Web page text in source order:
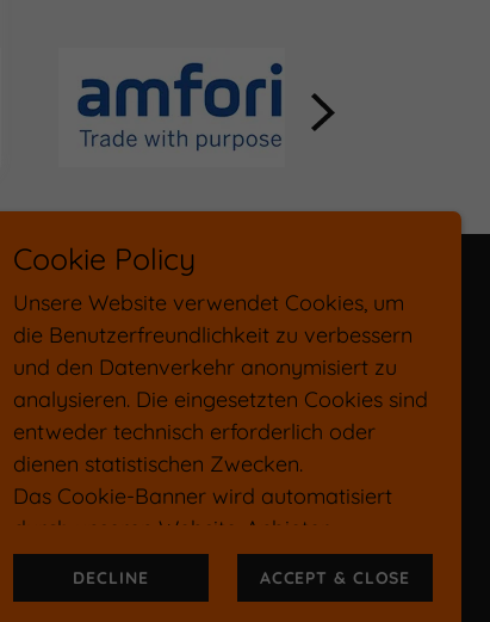
vorbehalten.
CONTACT US
Cookie Policy
Unsere Website verwendet Cookies, um
die Benutzerfreundlichkeit zu verbessern
und den Datenverkehr anonymisiert zu
analysieren. Die eingesetzten Cookies sind
entweder technisch erforderlich oder
dienen statistischen Zwecken.
Das Cookie-Banner wird automatisiert
durch unseren Website-Anbieter
(GoDaddy) bereitgestellt und erlaubt
keine individuelle Auswahl einzelner
DECLINE ACCEPT & CLOSE